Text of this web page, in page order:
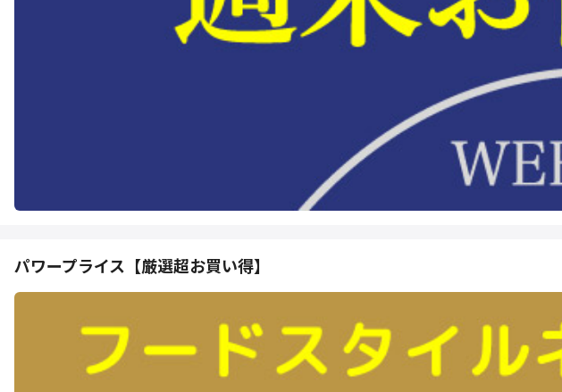
パワープライス【厳選超お買い得】